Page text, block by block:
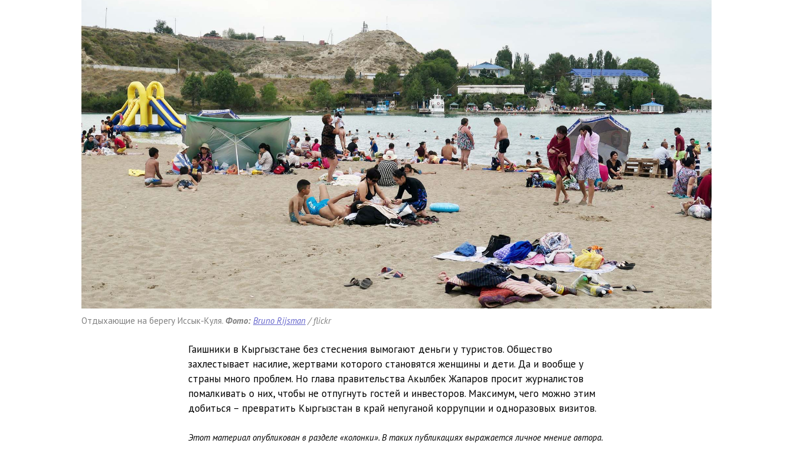
Отдыхающие на берегу Иссык-Куля. Фото: Bruno Rijsman / flickr
Гаишники в Кыргызстане без стеснения вымогают деньги у туристов. Общество
захлестывает насилие, жертвами которого становятся женщины и дети. Да и вообще у
страны много проблем. Но глава правительства Акылбек Жапаров просит журналистов
помалкивать о них, чтобы не отпугнуть гостей и инвесторов. Максимум, чего можно этим
добиться – превратить Кыргызстан в край непуганой коррупции и одноразовых визитов.
Этот материал опубликован в разделе «колонки». В таких публикациях выражается личное мнение автора.